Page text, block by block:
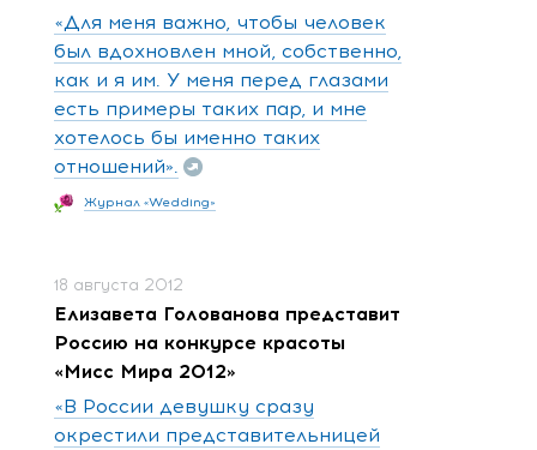
«Для меня важно, чтобы человек
был вдохновлен мной, собственно,
как и я им. У меня перед глазами
есть примеры таких пар, и мне
хотелось бы именно таких
отношений».
Журнал «Wedding»
18 августа 2012
Елизавета Голованова представит
Россию на конкурсе красоты
«Мисс Мира 2012»
«В России девушку сразу
окрестили представительницей